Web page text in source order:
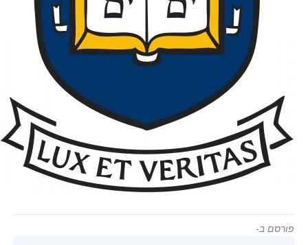
פורסם ב-